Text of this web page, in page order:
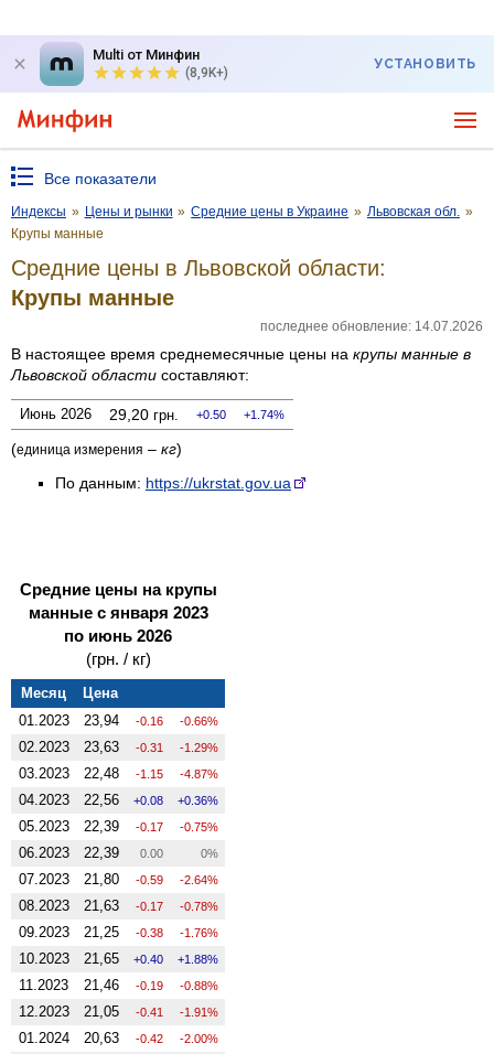
Multi от Минфин
(8,9K+)
УСТАНОВИТЬ
Все показатели
Индексы » Цены и рынки » Средние цены в Украине » Львовская обл. »
Крупы манные
Средние цены в Львовской области:
Крупы манные
последнее обновление: 14.07.2026
В настоящее время среднемесячные цены на крупы манные в
Львовской области составляют:
Июнь 2026 29,20 грн. 0.50 1.74%
(единица измерения – кг)
По данным: https://ukrstat.gov.ua
Средние цены на крупы
манные с января 2023
по июнь 2026
(грн. / кг)
Месяц
Цена
01.2023
23,94 -0.16 -0.66%
02.2023 23,63 -0.31 -1.29%
03.2023 22,48 -1.15 -4.87%
04.2023 22,56 0.08 0.36%
05.2023 22,39 -0.17 -0.75%
06.2023 22,39 0.00 0%
07.2023 21,80 -0.59 -2.64%
08.2023 21,63 -0.17 -0.78%
09.2023 21,25 -0.38 -1.76%
10.2023 21,65 0.40 1.88%
11.2023 21,46 -0.19 -0.88%
12.2023 21,05 -0.41 -1.91%
01.2024 20,63 -0.42 -2.00%